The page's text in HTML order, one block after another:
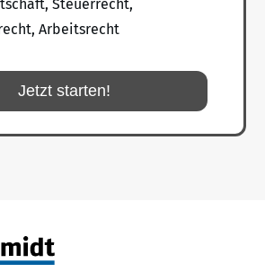
Steuerrecht,
Arbeitsrecht
Jetzt starten!